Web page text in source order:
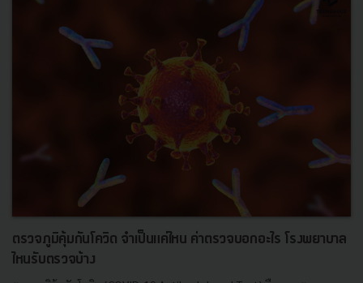
ตรวจภูมิคุ้มกันโควิด จำเป็นแค่ไหน ค่าตรวจบอกอะไร โรงพยาบาล
ไหนรับตรวจบ้าง